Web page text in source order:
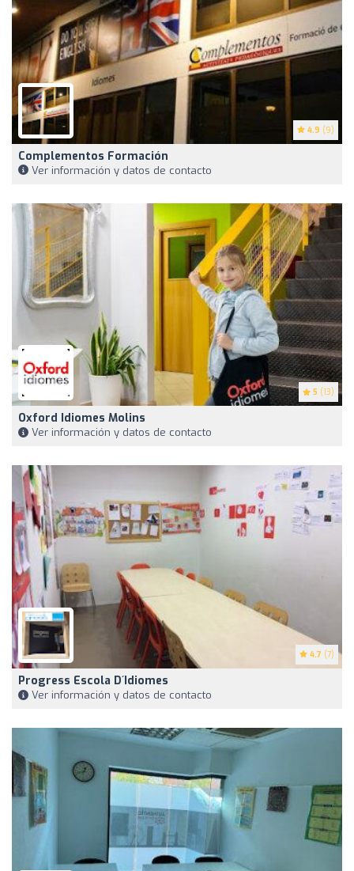
4.9 (9)
Complementos Formación
Ver información y datos de contacto
5 (13)
Oxford Idiomes Molins
Ver información y datos de contacto
4.7 (7)
Progress Escola D´idiomes
Ver información y datos de contacto